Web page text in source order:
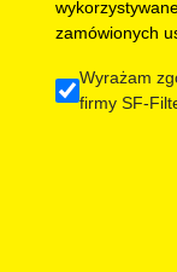
zamówionych
Wyrażam
firmy SF-